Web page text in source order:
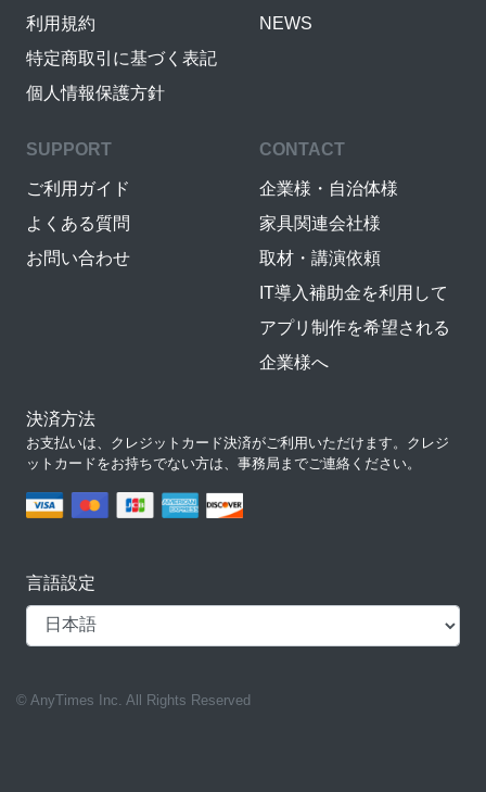
利用規約
特定商取引に基づく表記
個人情報保護方針
NEWS
SUPPORT
ご利用ガイド
よくある質問
お問い合わせ
CONTACT
企業様・自治体様
家具関連会社様
取材・講演依頼
IT導入補助金を利用して
アプリ制作を希望される
企業様へ
決済方法
お支払いは、クレジットカード決済がご利用いただけます。クレジ
ットカードをお持ちでない方は、事務局までご連絡ください。
言語設定
© AnyTimes Inc. All Rights Reserved